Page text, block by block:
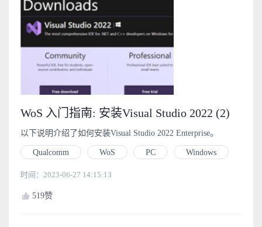
WoS 入门指南: 安装Visual Studio 2022 (2)
以下说明介绍了如何安装Visual Studio 2022 Enterprise。
Qualcomm WoS PC Windows
时间：2023-06-27 14:15:13
519赞